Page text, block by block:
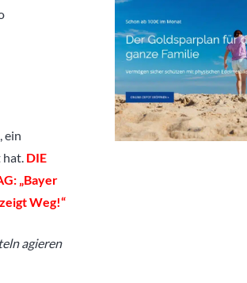
ein
hat. DIE
„Bayer
Weg!“
agieren